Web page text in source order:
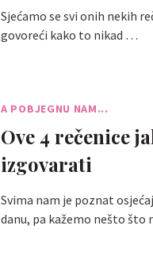
Sjećamo se svi onih nekih
govoreći kako to nikad …
A POBJEGNU NAM...
Ove 4 rečenice
izgovarati
Svima nam je poznat
danu, pa kažemo nešto što